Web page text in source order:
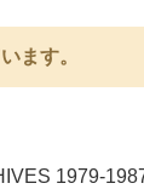
ます。
1979-